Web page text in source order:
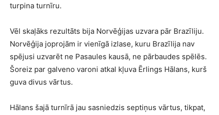
turpina turnīru.
Vēl skaļāks rezultāts bija Norvēģijas uzvara pār Brazīliju.
Norvēģija joprojām ir vienīgā izlase, kuru Brazīlija nav
spējusi uzvarēt ne Pasaules kausā, ne pārbaudes spēlēs.
Šoreiz par galveno varoni atkal kļuva Ērlings Hālans, kurš
guva divus vārtus.
Hālans šajā turnīrā jau sasniedzis septiņus vārtus, tikpat,